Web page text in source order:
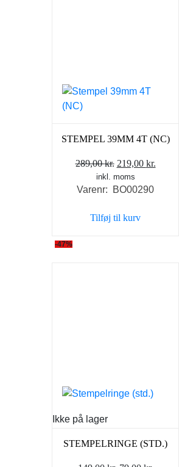
STEMPEL 39MM 4T (NC)
289,00kr. Den
oprindelige
pris
289,00 kr..
219,00 kr.
inkl. moms
Varenr: BO00290
Tilføj til kurv
-47%
Ikke på lager
STEMPELRINGE (STD.)